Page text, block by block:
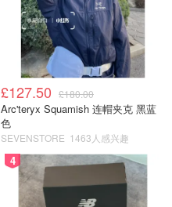
£127.50 £180.00
Arc'teryx Squamish 连帽夹克 黑蓝
色
SEVENSTORE 1463人感兴趣
4